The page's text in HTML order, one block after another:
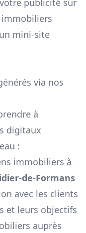
publicité sur
mini-site
via nos
à
digitaux
:
immobiliers à
de-Formans
avec les clients
et leurs objectifs
auprès